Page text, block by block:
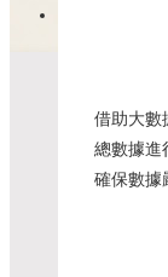
借助大數
總數據進
確保數據